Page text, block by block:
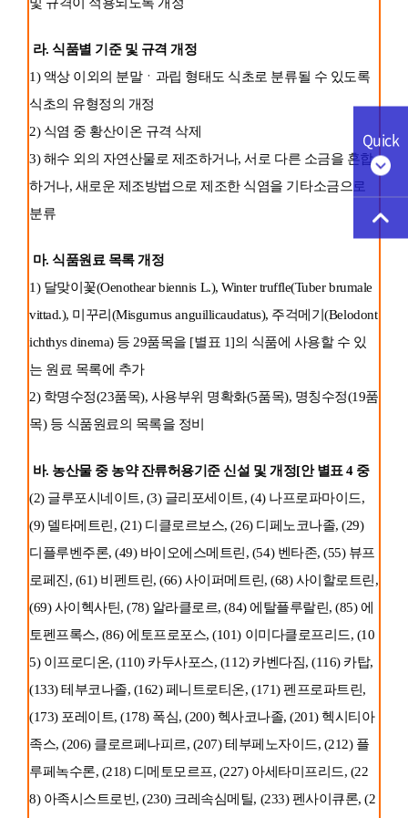
Quick
라. 식품별 기준 및 규격 개정
1) 액상 이외의 분말ㆍ과립 형태도 식초로 분류될 수 있도록
식초의 유형정의 개정
2) 식염 중 황산이온 규격 삭제
3) 해수 외의 자연산물로 제조하거나, 서로 다른 소금을 혼합
하거나, 새로운 제조방법으로 제조한 식염을 기타소금으로
분류
마. 식품원료 목록 개정
1) 달맞이꽃(Oenothear biennis L.), Winter truffle(Tuber brumale
vittad.), 미꾸리(Misgurnus anguillicaudatus), 주걱메기(Belodont
ichthys dinema) 등 29품목을 [별표 1]의 식품에 사용할 수 있
는 원료 목록에 추가
2) 학명수정(23품목), 사용부위 명확화(5품목), 명칭수정(19품
목) 등 식품원료의 목록을 정비
바. 농산물 중 농약 잔류허용기준 신설 및 개정[안 별표 4 중
(2) 글루포시네이트, (3) 글리포세이트, (4) 나프로파마이드,
(9) 델타메트린, (21) 디클로르보스, (26) 디페노코나졸, (29)
디플루벤주론, (49) 바이오에스메트린, (54) 벤타존, (55) 뷰프
로페진, (61) 비펜트린, (66) 사이퍼메트린, (68) 사이할로트린,
(69) 사이헥사틴, (78) 알라클로르, (84) 에탈플루랄린, (85) 에
토펜프록스, (86) 에토프로포스, (101) 이미다클로프리드, (10
5) 이프로디온, (110) 카두사포스, (112) 카벤다짐, (116) 카탑,
(133) 테부코나졸, (162) 페니트로티온, (171) 펜프로파트린,
(173) 포레이트, (178) 폭심, (200) 헥사코나졸, (201) 헥시티아
족스, (206) 클로르페나피르, (207) 테부페노자이드, (212) 플
루페녹수론, (218) 디메토모르프, (227) 아세타미프리드, (22
8) 아족시스트로빈, (230) 크레속심메틸, (233) 펜사이큐론, (2